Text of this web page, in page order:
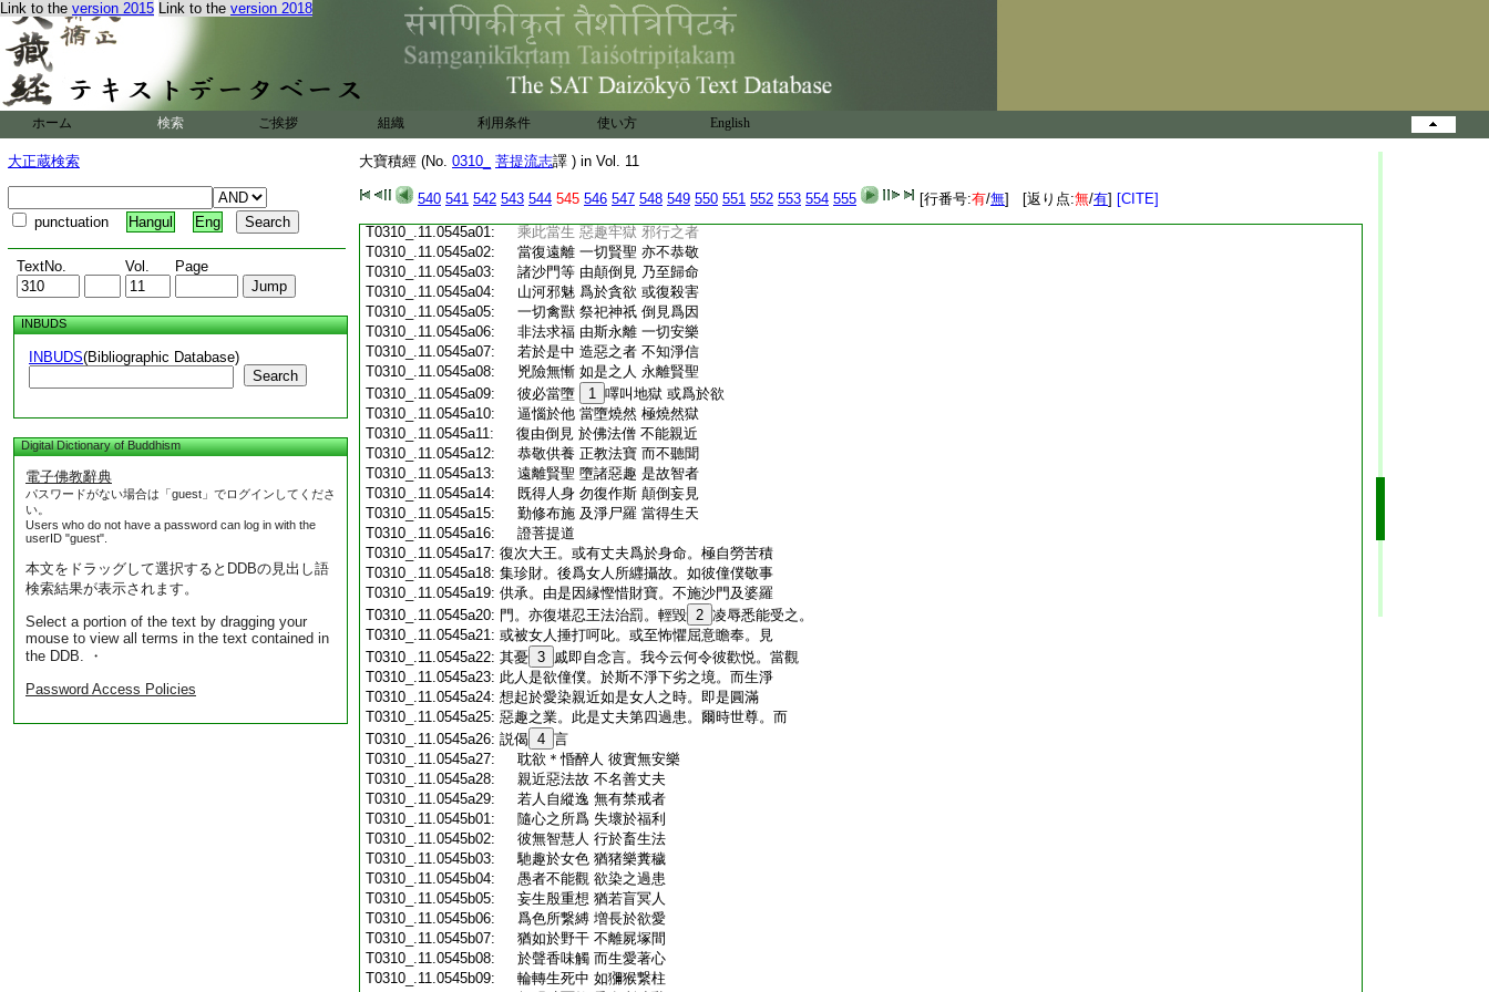
Link to the version 2015 Link to the version 2018
ホーム 検索 ご挨拶 組織 利用条件 使い方 English
大正蔵検索
punctuation Hangul Eng
TextNo. Vol. Page
INBUDS
INBUDS(Bibliographic Database)
Search
Digital Dictionary of Buddhism
電子佛教辭典
パスワードがない場合は「guest」でログインしてくださ
い。
Users who do not have a password can log in with the
userID "guest".
本文をドラッグして選択するとDDBの見出し語
検索結果が表示されます。
Select a portion of the text by dragging your
mouse to view all terms in the text contained in
the DDB. ・
Password Access Policies
大寶積經 (No. 0310_ 菩提流志譯 ) in Vol. 11
540 541 542 543 544 545 546 547 548 549 550 551 552 553 554 555 [行番号:有/無] [返り点:無/有] [CITE]
T0310_.11.0544c19:悉皆和穆 或復當來 得生天上
T0310_.11.0544c20: 宮殿園苑 音樂自然 縱意歡娯
T0310_.11.0544c21:受諸妙樂 何有智者 聞是法音
T0310_.11.0544c22:
於父母田 不勤供養
復次大王。若諸丈夫由於邪見。不知自身速
T0310_.11.0544c24:當壞滅。造作諸惡而自欺誑。彼愚癡人虚度
T0310_.11.0544c25:長夜。猶如木石彫刻所成。雖形似人而無所
T0310_.11.0544c26:識。習諸欲者。即是成就往惡趣業。此是丈
T0310_.11.0544c27:夫第三過患爾時世尊。而説偈言
T0310_.11.0544c28: 丈夫爲欲 之所迷亂 由斯造作
T0310_.11.0545a01:
乘此當生 惡趣牢獄 邪行之者
T0310_.11.0545a02:
當復遠離 一切賢聖 亦不恭敬
T0310_.11.0545a03:
諸沙門等 由顛倒見 乃至歸命
T0310_.11.0545a04:
山河邪魅 爲於貪欲 或復殺害
T0310_.11.0545a05:
一切禽獸 祭祀神祇 倒見爲因
T0310_.11.0545a06:
非法求福 由斯永離 一切安樂
T0310_.11.0545a07:
若於是中 造惡之者 不知淨信
T0310_.11.0545a08:
兇險無慚 如是之人 永離賢聖
T0310_.11.0545a09:
彼必當墮 1 㘁叫地獄 或爲於欲
T0310_.11.0545a10:
逼惱於他 當墮燒然 極燒然獄
T0310_.11.0545a11:
復由倒見 於佛法僧 不能親近
T0310_.11.0545a12:
恭敬供養 正教法寶 而不聽聞
T0310_.11.0545a13:
遠離賢聖 墮諸惡趣 是故智者
T0310_.11.0545a14:
既得人身 勿復作斯 顛倒妄見
T0310_.11.0545a15:
勤修布施 及淨尸羅 當得生天
T0310_.11.0545a16:
證菩提道
T0310_.11.0545a17: 復次大王。或有丈夫爲於身命。極自勞苦積
T0310_.11.0545a18: 集珍財。後爲女人所纒攝故。如彼僮僕敬事
T0310_.11.0545a19: 供承。由是因縁慳惜財寶。不施沙門及婆羅
T0310_.11.0545a20: 門。亦復堪忍王法治罰。輕毀 2 凌辱悉能受之。
T0310_.11.0545a21: 或被女人捶打呵叱。或至怖懼屈意瞻奉。見
T0310_.11.0545a22: 其憂 3 戚即自念言。我今云何令彼歡悦。當觀
T0310_.11.0545a23: 此人是欲僮僕。於斯不淨下劣之境。而生淨
T0310_.11.0545a24: 想起於愛染親近如是女人之時。即是圓滿
T0310_.11.0545a25: 惡趣之業。此是丈夫第四過患。爾時世尊。而
T0310_.11.0545a26: 説偈 4 言
T0310_.11.0545a27:
耽欲＊惛醉人 彼實無安樂
T0310_.11.0545a28:
親近惡法故 不名善丈夫
T0310_.11.0545a29:
若人自縱逸 無有禁戒者
T0310_.11.0545b01:
隨心之所爲 失壞於福利
T0310_.11.0545b02:
彼無智慧人 行於畜生法
T0310_.11.0545b03:
馳趣於女色 猶猪樂糞穢
T0310_.11.0545b04:
愚者不能觀 欲染之過患
T0310_.11.0545b05:
妄生殷重想 猶若盲冥人
T0310_.11.0545b06:
爲色所繋縛 増長於欲愛
T0310_.11.0545b07:
猶如於野干 不離屍塚間
T0310_.11.0545b08:
於聲香味觸 而生愛著心
T0310_.11.0545b09:
輪轉生死中 如獼猴繋柱